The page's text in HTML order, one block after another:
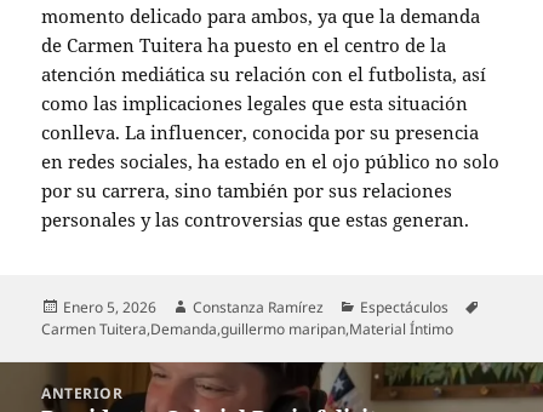
momento delicado para ambos, ya que la demanda
de Carmen Tuitera ha puesto en el centro de la
atención mediática su relación con el futbolista, así
como las implicaciones legales que esta situación
conlleva. La influencer, conocida por su presencia
en redes sociales, ha estado en el ojo público no solo
por su carrera, sino también por sus relaciones
personales y las controversias que estas generan.
Publicado
el
Enero 5, 2026 Autor
Constanza Ramírez Categorías
Espectáculos
Carmen Tuitera,Demanda,guillermo maripan,Material Íntimo
Navegación
ANTERIOR